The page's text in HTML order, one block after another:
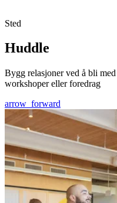
Sted
Huddle
Bygg relasjoner ved å bli
workshoper eller foredrag
arrow_forward